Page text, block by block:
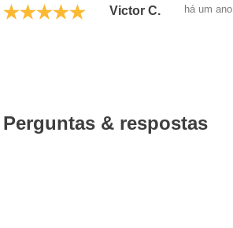
Victor C. há um ano
Perguntas & respostas